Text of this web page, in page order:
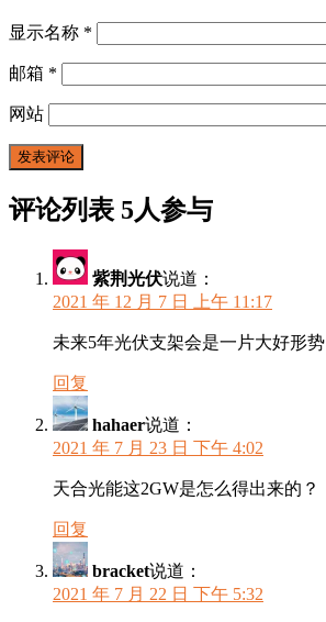
显示名称 *
邮箱 *
网站
评论列表 5人参与
紫荆光伏说道：
2021 年 12 月 7 日 上午 11:17
未来5年光伏支架会是一片大好形势
回复
hahaer说道：
2021 年 7 月 23 日 下午 4:02
天合光能这2GW是怎么得出来的？
回复
bracket说道：
2021 年 7 月 22 日 下午 5:32